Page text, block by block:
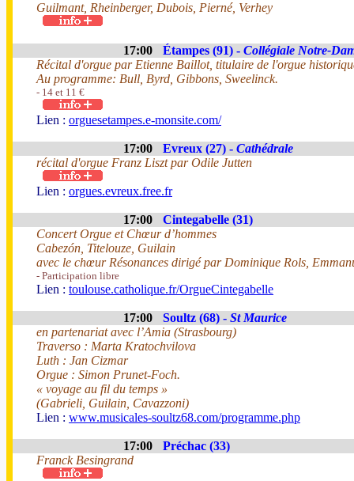
Guilmant, Rheinberger, Dubois, Pierné, Verhey
17:00 Étampes (91) - Collégiale Notre-
Récital d'orgue par Etienne Baillot, titulaire de l'orgue
Au programme: Bull, Byrd, Gibbons, Sweelinck.
- 14 et 11 €
Lien : orguesetampes.e-monsite.com/
17:00 Evreux (27) - Cathédrale
récital d'orgue Franz Liszt par Odile Jutten
Lien : orgues.evreux.free.fr
17:00
Cintegabelle (31)
Concert Orgue et Chœur d’hommes
Cabezón, Titelouze, Guilain
avec le chœur Résonances dirigé par Dominique Rols,
- Participation libre
Lien : toulouse.catholique.fr/OrgueCintegabelle
17:00 Soultz (68) - St Maurice
en partenariat avec l’Amia (Strasbourg)
Traverso : Marta Kratochvilova
Luth : Jan Cizmar
Orgue : Simon Prunet-Foch.
« voyage au fil du temps »
(Gabrieli, Guilain, Cavazzoni)
Lien : www.musicales-soultz68.com/programme.php
17:00
Préchac (33)
Franck Besingrand